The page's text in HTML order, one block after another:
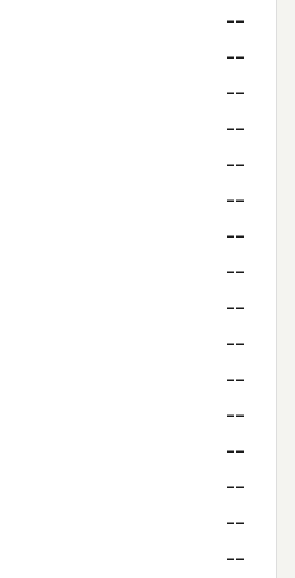
--
--
--
--
--
--
--
--
--
--
--
--
--
--
--
--